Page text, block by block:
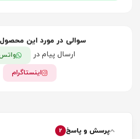
سوالی در مورد این محصول
ارسال پیام در
اینستاگرام
پرسش و پاسخ 2